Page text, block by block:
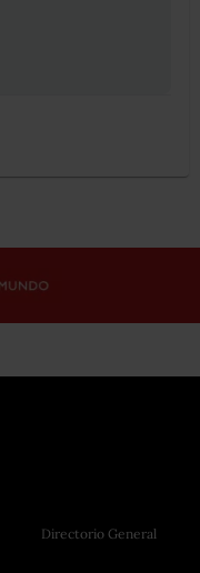
Directorio General